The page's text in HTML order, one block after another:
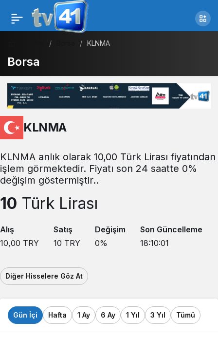
KLNMA
Borsa
KLNMA
KLNMA anlık olarak 10,00 Türk Lirası fiyatından
işlem görmektedir. Fiyatı son 24 saatte 0%
değişim göstermiştir..
10 Türk Lirası
Alış
10,00 TRY
Satış
10 TRY
Değişim
0%
Son Güncelleme
18:10:01
Diğer Hisselere Göz At
Gün İçi Hafta 1 Ay 6 Ay 1 Yıl 3 Yıl Tümü